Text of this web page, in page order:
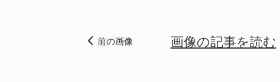
前の画像 画像の記事を読む